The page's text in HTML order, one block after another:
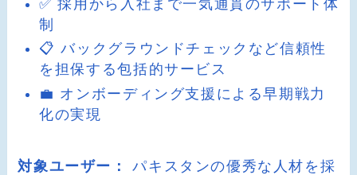
✅ 採用から入社まで一気通貫のサポート体
制
📋 バックグラウンドチェックなど信頼性
を担保する包括的サービス
💼 オンボーディング支援による早期戦力
化の実現
対象ユーザー：
パキスタンの優秀な人材を採